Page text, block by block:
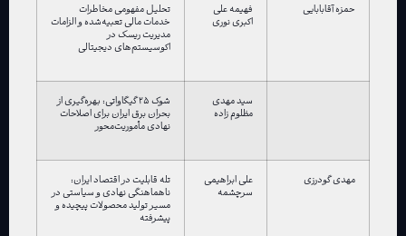
حمزه آقابابایی فهیمه علی
اکبری نوری
تحلیل مفهومی مخاطرات
خدمات مالی تعبیه‌شده و الزامات
مدیریت ریسک در
اکوسیستم‌های دیجیتالی
سید مهدی
مظلوم زاده
شوک ۲۵ گیگاواتی: بهره‌گیری از
بحران برق ایران برای اصلاحات
نهادی مأموریت‌محور
مهدی گودرزی علی ابراهیمی
سرچشمه
تله قابلیت در اقتصاد ایران:
ناهماهنگی نهادی و سیاستی در
مسیر تولید محصولات پیچیده و
پیشرفته